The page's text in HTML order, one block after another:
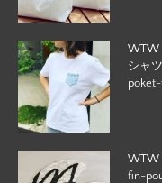
WTW
シャ
WTW
fin-